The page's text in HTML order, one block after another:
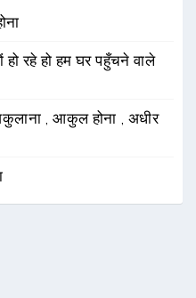
रहे हो हम घर पहुँचने वाले
,आकुल होना , अधीर